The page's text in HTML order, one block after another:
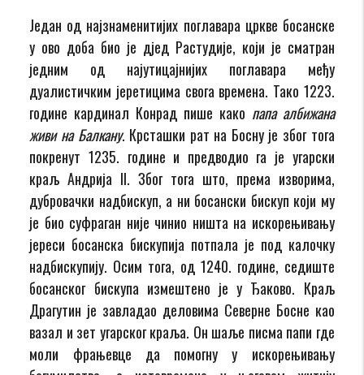
Један од најзнаменитијих поглавара цркве босанске
у ово доба био је дјед Растудије, који је сматран
једним од најутицајнијих поглавара међу
дуалистичким јеретицима свога времена. Тако 1223.
године кардинал Конрад пише како папа албижана
живи на Балкану. Крсташки рат на Босну је због тога
покренут 1235. године и предводио га је угарски
краљ Андрија II. Због тога што, према изворима,
дубровачки надбискуп, а ни босански бискуп који му
је био суфраган није чинио ништа на искорењивању
јереси босанска бискупија потпала је под калочку
надбискупију. Осим тога, од 1240. године, седиште
босанског бискупа измештено је у Ђаково. Краљ
Драгутин је завладао деловима Северне Босне као
вазал и зет угарског краља. Он шаље писма папи где
моли фрањевце да помогну у искорењивању